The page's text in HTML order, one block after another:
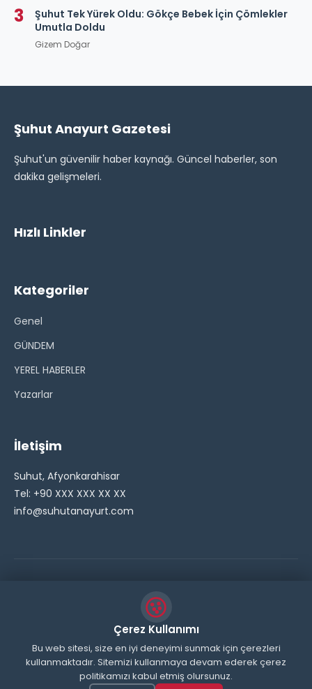
3
Şuhut Tek Yürek Oldu: Gökçe Bebek İçin Çömlekler
Umutla Doldu
Gizem Doğar
Şuhut Anayurt Gazetesi
Şuhut'un güvenilir haber kaynağı. Güncel haberler, son
dakika gelişmeleri.
Hızlı Linkler
Kategoriler
Genel
GÜNDEM
YEREL HABERLER
Yazarlar
İletişim
Suhut, Afyonkarahisar
Tel: +90 XXX XXX XX XX
info@suhutanayurt.com
Çerez Kullanımı
Bu web sitesi, size en iyi deneyimi sunmak için çerezleri
kullanmaktadır. Sitemizi kullanmaya devam ederek çerez
politikamızı kabul etmiş olursunuz.
// Side Widget Resim Fix (Dosya önbelleğini aşmak için
inline ekliyoruz) function suhut_widget_image_fix() {
echo ''; } add_action('wp_head',
'suhut_widget_image_fix'); // JavaScript ile sticky